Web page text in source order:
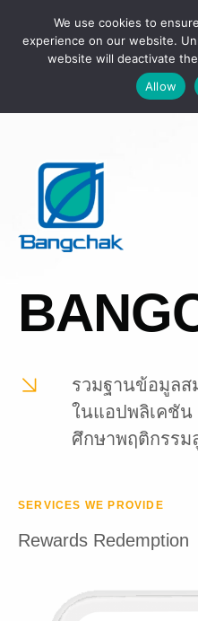
รวมฐานข้อมูลส
ในแอปพลิเคชัน
ศึกษาพฤติกรรม
SERVICES WE PROVIDE
Rewards Redemption
We use cookies to
experience on our website.
website will deactivate
Allow